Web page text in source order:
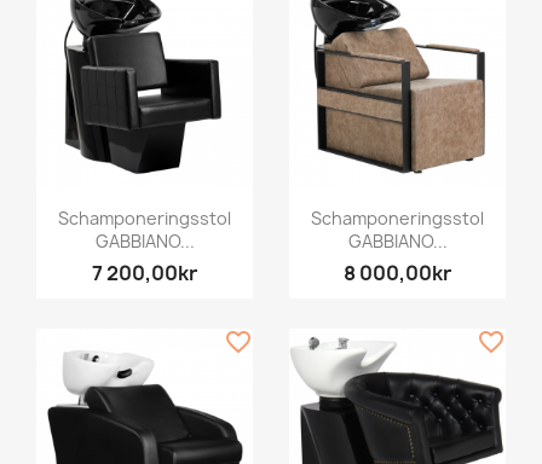
Schamponeringsstol
GABBIANO...
7 200,00kr
Schamponeringsstol
GABBIANO...
8 000,00kr
favorite_border favorite_border